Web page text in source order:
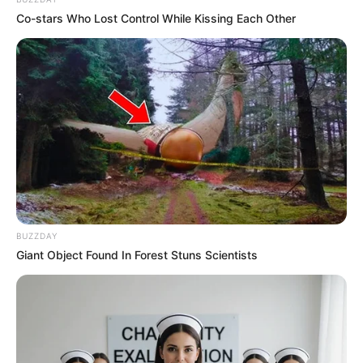
(foto: instagram/anggikabolsterli)
2. Selain akting, Anggika juga punya bakat melukis
lho
Co-stars Who Lost Control While Kissing Each Other
BUZZDAY
Giant Object Found In Forest Stuns Scientists